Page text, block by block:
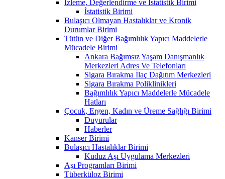
İzleme, Değerlendirme ve İstatistik Birimi
İstatistik Birimi
Bulaşıcı Olmayan Hastalıklar ve Kronik
Durumlar Birimi
Tütün ve Diğer Bağımlılık Yapıcı Maddelerle
Mücadele Birimi
Ankara Bağımsız Yaşam Danışmanlık
Merkezleri Adres Ve Telefonları
Sigara Bırakma İlaç Dağıtım Merkezleri
Sigara Bırakma Poliklinikleri
Bağımlılık Yapıcı Maddelerle Mücadele
Hatları
Çocuk, Ergen, Kadın ve Üreme Sağlığı Birimi
Duyurular
Haberler
Kanser Birimi
Bulaşıcı Hastalıklar Birimi
Kuduz Aşı Uygulama Merkezleri
Aşı Programları Birimi
Tüberküloz Birimi